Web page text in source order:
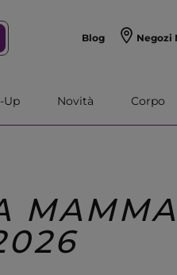
Blog Negozi
Up Novità Corpo